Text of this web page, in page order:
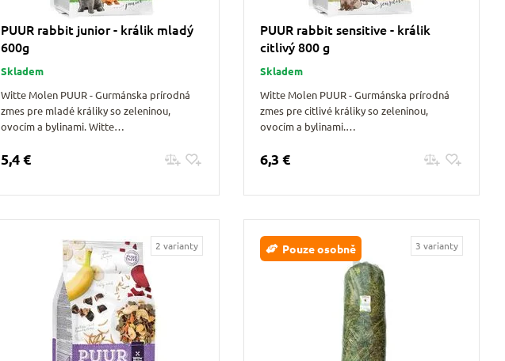
PUUR rabbit junior - králik mladý
600g
Skladem
Witte Molen PUUR - Gurmánska prírodná
zmes pre mladé králiky so zeleninou,
ovocím a bylinami. Witte…
5,4 €
PUUR rabbit sensitive - králik
citlivý 800 g
Skladem
Witte Molen PUUR - Gurmánska prírodná
zmes pre citlivé králiky so zeleninou,
ovocím a bylinami.…
6,3 €
2 varianty 3 varianty
Pouze osobně